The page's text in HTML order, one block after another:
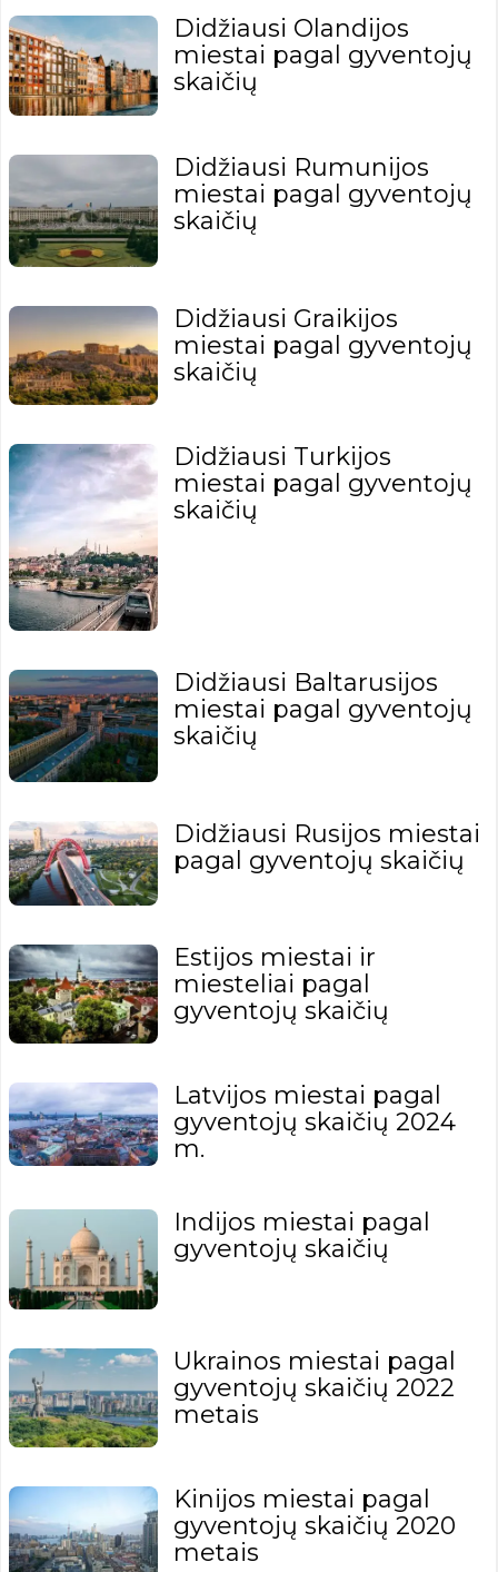
Didžiausi Olandijos
miestai pagal gyventojų
skaičių
Didžiausi Rumunijos
miestai pagal gyventojų
skaičių
Didžiausi Graikijos
miestai pagal gyventojų
skaičių
Didžiausi Turkijos
miestai pagal gyventojų
skaičių
Didžiausi Baltarusijos
miestai pagal gyventojų
skaičių
Didžiausi Rusijos miestai
pagal gyventojų skaičių
Estijos miestai ir
miesteliai pagal
gyventojų skaičių
Latvijos miestai pagal
gyventojų skaičių 2024
m.
Indijos miestai pagal
gyventojų skaičių
Ukrainos miestai pagal
gyventojų skaičių 2022
metais
Kinijos miestai pagal
gyventojų skaičių 2020
metais